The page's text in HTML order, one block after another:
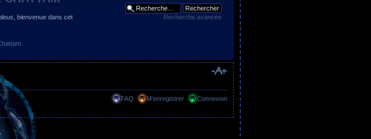
bienvenue dans cet
Recherche avancée
FAQ M’enregistrer Connexion